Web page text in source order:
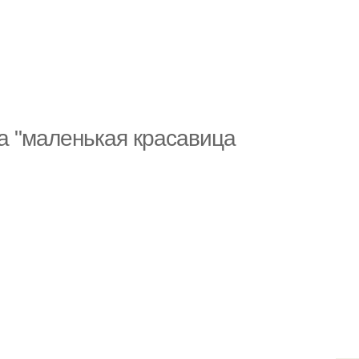
"маленькая красавица